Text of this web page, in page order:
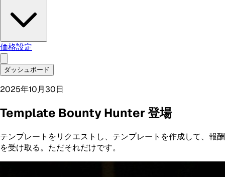
価格設定
ダッシュボード
2025年10月30日
Template Bounty Hunter 登場
テンプレートをリクエストし、テンプレートを作成して、報酬
を受け取る。ただそれだけです。